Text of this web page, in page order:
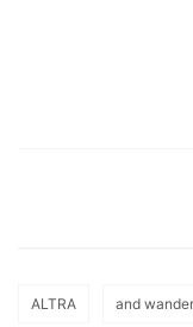
ALTRA and wander